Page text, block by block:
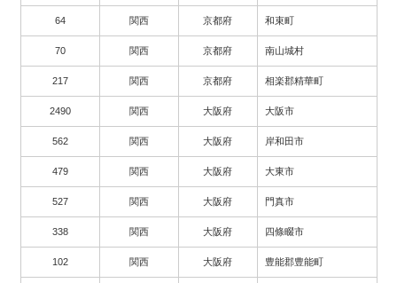
64 関西 京都府 和束町
70 関西 京都府 南山城村
217 関西 京都府 相楽郡精華町
2490 関西 大阪府 大阪市
562 関西 大阪府 岸和田市
479 関西 大阪府 大東市
527 関西 大阪府 門真市
338 関西 大阪府 四條畷市
102 関西 大阪府 豊能郡豊能町